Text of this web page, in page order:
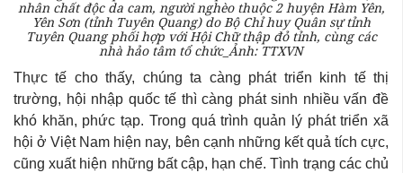
nhân chất độc da cam, người nghèo thuộc 2 huyện Hàm Yên,
Yên Sơn (tỉnh Tuyên Quang) do Bộ Chỉ huy Quân sự tỉnh
Tuyên Quang phối hợp với Hội Chữ thập đỏ tỉnh, cùng các
nhà hảo tâm tổ chức_Ảnh: TTXVN
Thực tế cho thấy, chúng ta càng phát triển kinh tế thị
trường, hội nhập quốc tế thì càng phát sinh nhiều vấn đề
khó khăn, phức tạp. Trong quá trình quản lý phát triển xã
hội ở Việt Nam hiện nay, bên cạnh những kết quả tích cực,
cũng xuất hiện những bất cập, hạn chế. Tình trạng các chủ